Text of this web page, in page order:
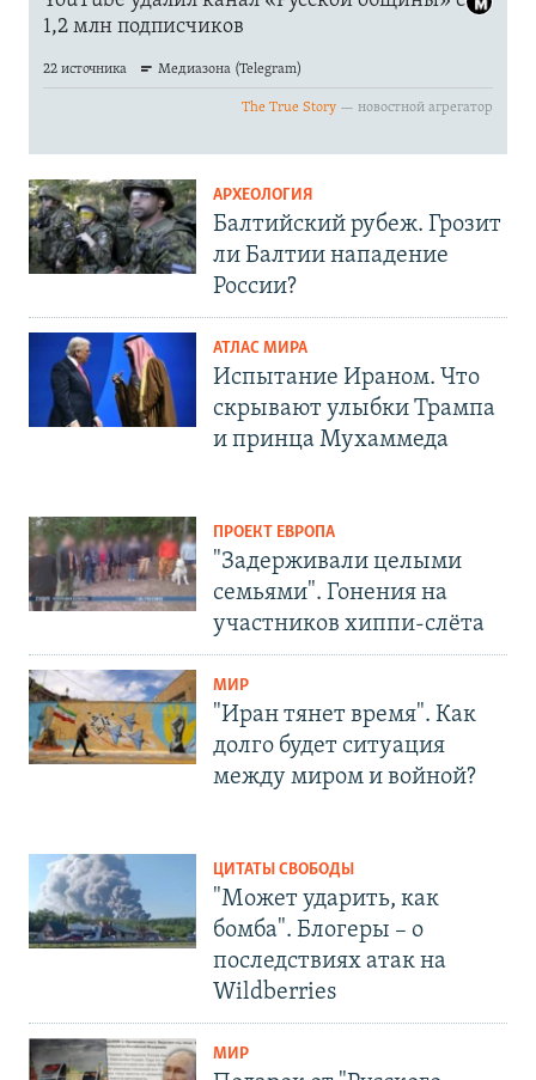
АРХЕОЛОГИЯ
Балтийский рубеж. Грозит
ли Балтии нападение
России?
АТЛАС МИРА
Испытание Ираном. Что
скрывают улыбки Трампа
и принца Мухаммеда
ПРОЕКТ ЕВРОПА
"Задерживали целыми
семьями". Гонения на
участников хиппи-слёта
МИР
"Иран тянет время". Как
долго будет ситуация
между миром и войной?
ЦИТАТЫ СВОБОДЫ
"Может ударить, как
бомба". Блогеры – о
последствиях атак на
Wildberries
МИР